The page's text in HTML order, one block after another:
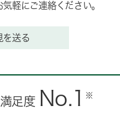
軽にご連絡ください。
を送る
足度 No.1 ※